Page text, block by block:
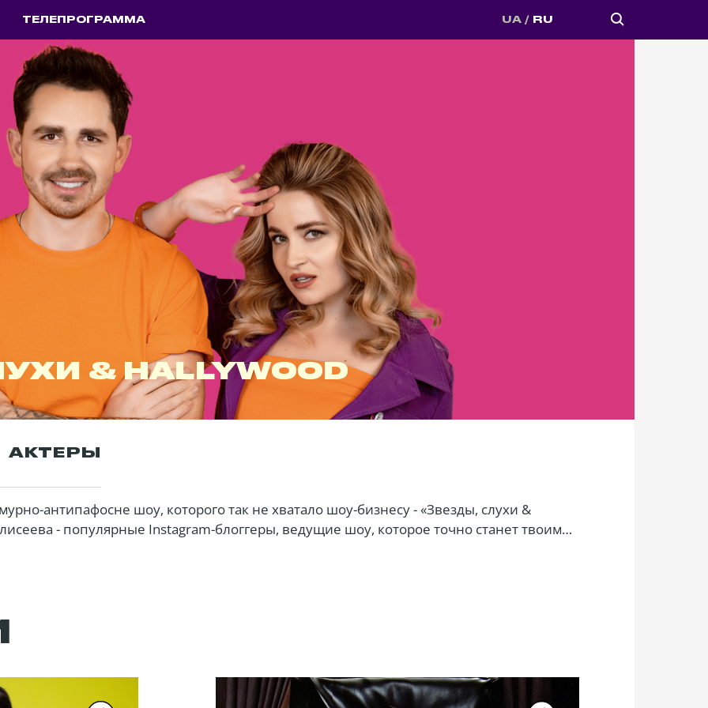
ТЕЛЕПРОГРАММА UA RU
& HALLYWOOD
АКТЕРЫ
антипафосне шоу, которого так не хватало шоу-бизнесу - «Звезды, слухи &
- популярные Instagram-блоггеры, ведущие шоу, которое точно станет твоим
и многие другие.